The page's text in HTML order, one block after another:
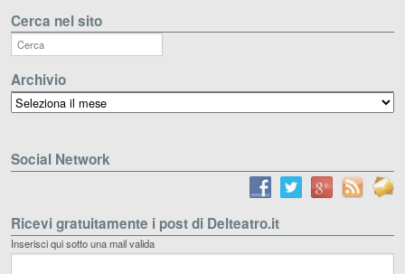
Cerca nel sito
Archivio
Archivio
Social Network
Ricevi gratuitamente i post di Delteatro.it
Inserisci qui sotto una mail valida